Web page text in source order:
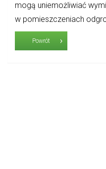
mogą uniemożliwiać
w pomieszczeniach
Powrót